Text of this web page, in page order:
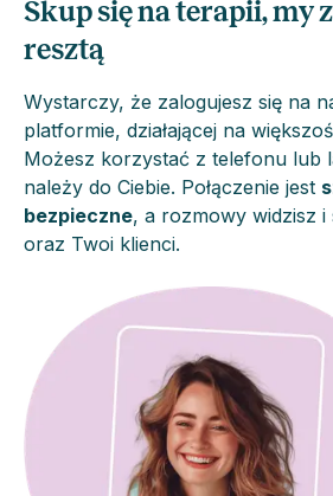
Skup się na terapii, my
resztą
Wystarczy, że zalogujesz się na
platformie, działającej na
Możesz korzystać z telefonu lub
należy do Ciebie. Połączenie jest
bezpieczne, a rozmowy widzisz i
oraz Twoi klienci.